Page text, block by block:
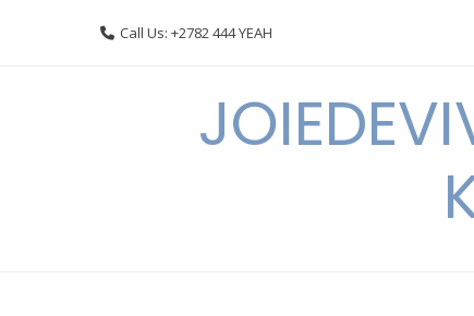
Call Us: +2782 444 YEAH